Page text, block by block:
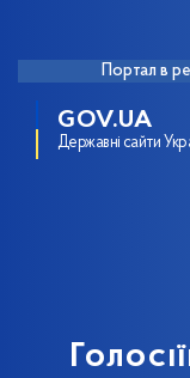
Портал в
GOV.UA
Державні сайти